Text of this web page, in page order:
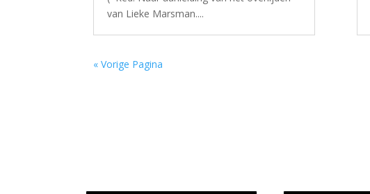
van Lieke Marsman....
« Vorige Pagina